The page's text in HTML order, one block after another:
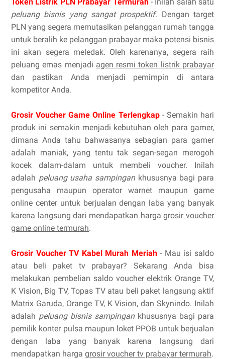
peluang bisnis yang sangat prospektif. Dengan target
PLN yang segera memutasikan pelanggan rumah tangga
untuk beralih ke pelanggan prabayar maka potensi bisnis
ini akan segera meledak. Oleh karenanya, segera raih
peluang emas menjadi agen resmi token listrik prabayar
dan pastikan Anda menjadi pemimpin di antara
kompetitor Anda.
Grosir Voucher Game Online Terlengkap- Semakin hari
produk ini semakin menjadi kebutuhan oleh para gamer,
dimana Anda tahu bahwasanya sebagian para gamer
adalah maniak, yang tentu tak segan-segan merogoh
kocek dalam-dalam untuk membeli voucher. Inilah
adalah peluang usaha sampingankhususnya bagi para
pengusaha maupun operator warnet maupun game
online center untuk berjualan dengan laba yang banyak
karena langsung dari mendapatkan hargagrosir voucher
game online termurah.
Grosir Voucher TV Kabel Murah Meriah- Mau isi saldo
atau beli paket tv prabayar? Sekarang Anda bisa
melakukan pembelian saldo voucher elektrik Orange TV,
K Vision, Big TV, Topas TV atau beli paket langsung aktif
Matrix Garuda, Orange TV, K Vision, dan Skynindo. Inilah
adalah peluang bisnis sampingankhususnya bagi para
pemilik konter pulsa maupun loket PPOB untuk berjualan
dengan laba yang banyak karena langsung dari
mendapatkan harga grosir voucher tv prabayar termurah.